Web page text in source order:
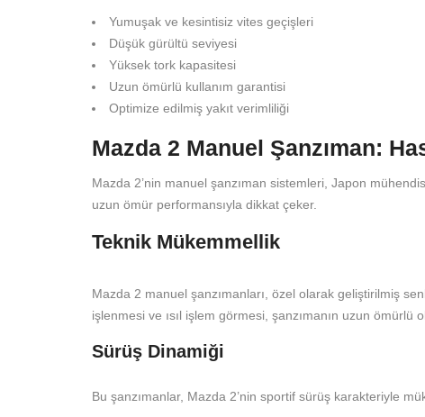
Yumuşak ve kesintisiz vites geçişleri
Düşük gürültü seviyesi
Yüksek tork kapasitesi
Uzun ömürlü kullanım garantisi
Optimize edilmiş yakıt verimliliği
Mazda 2 Manuel Şanzıman:
Mazda 2’nin manuel şanzıman sistemleri, Japon
uzun ömür performansıyla dikkat çeker.
Teknik Mükemmellik
Mazda 2 manuel şanzımanları, özel olarak geliştirilmiş
işlenmesi ve ısıl işlem görmesi, şanzımanın uzun ömürlü
Sürüş Dinamiği
Bu şanzımanlar, Mazda 2’nin sportif sürüş karakteriyle